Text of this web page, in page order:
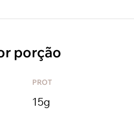
porção
PROT
15g